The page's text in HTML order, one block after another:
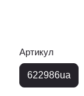
Артикул
622986ua